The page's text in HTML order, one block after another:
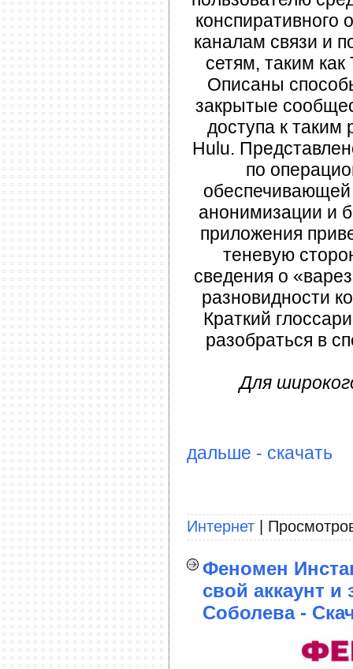
каналам связи и
сетям, таким
Описаны
закрытые
доступа к таким
Hulu.
по
анонимизации и
приложения
теневую
сведения о
разновидности
Краткий
разобраться в
Для
дальше - скачать
Интернет |
Феномен
свой аккаунт
Соболева -